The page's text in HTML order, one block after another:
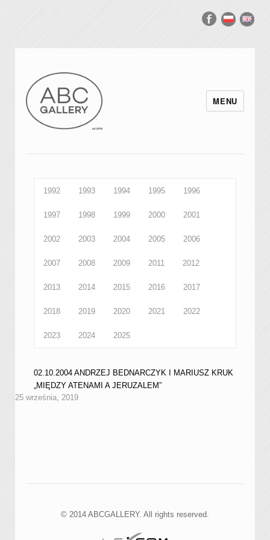
MENU
1992 1993 1994 1995 1996
1997 1998 1999 2000 2001
2002 2003 2004 2005 2006
2007 2008 2009 2011 2012
2013 2014 2015 2016 2017
2018 2019 2020 2021 2022
2023 2024 2025
02.10.2004 ANDRZEJ BEDNARCZYK I MARIUSZ KRUK
„MIĘDZY ATENAMI A JERUZALEM”
25 września, 2019
© 2014 ABCGALLERY. All rights reserved.